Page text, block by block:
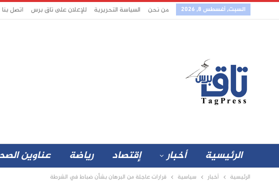
السبت, أغسطس 8, 2026 من نحن السياسة التحريرية للإعلان على تاق برس اتصل بنا
الرئيسية أخبار إقتصاد رياضة عناوين
الرئيسية أخبار سياسية قرارات عاجلة من البرهان بشأن ضباط في الشرطة